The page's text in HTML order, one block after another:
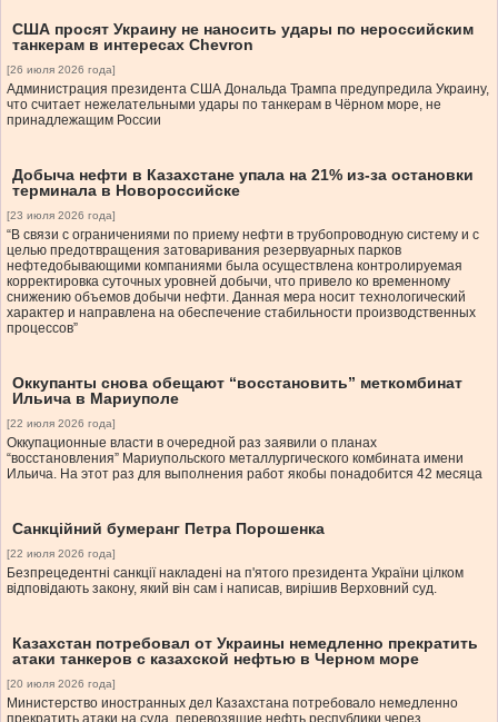
США просят Украину не наносить удары по нероссийским
танкерам в интересах Chevron
[26 июля 2026 года]
Администрация президента США Дональда Трампа предупредила Украину,
что считает нежелательными удары по танкерам в Чёрном море, не
принадлежащим России
Добыча нефти в Казахстане упала на 21% из-за остановки
терминала в Новороссийске
[23 июля 2026 года]
“В связи с ограничениями по приему нефти в трубопроводную систему и с
целью предотвращения затоваривания резервуарных парков
нефтедобывающими компаниями была осуществлена контролируемая
корректировка суточных уровней добычи, что привело ко временному
снижению объемов добычи нефти. Данная мера носит технологический
характер и направлена на обеспечение стабильности производственных
процессов”
Оккупанты снова обещают “восстановить” меткомбинат
Ильича в Мариуполе
[22 июля 2026 года]
Оккупационные власти в очередной раз заявили о планах
“восстановления” Мариупольского металлургического комбината имени
Ильича. На этот раз для выполнения работ якобы понадобится 42 месяца
Санкційний бумеранг Петра Порошенка
[22 июля 2026 года]
Безпрецедентні санкції накладені на п'ятого президента України цілком
відповідають закону, який він сам і написав, вирішив Верховний суд.
Казахстан потребовал от Украины немедленно прекратить
атаки танкеров с казахской нефтью в Черном море
[20 июля 2026 года]
Министерство иностранных дел Казахстана потребовало немедленно